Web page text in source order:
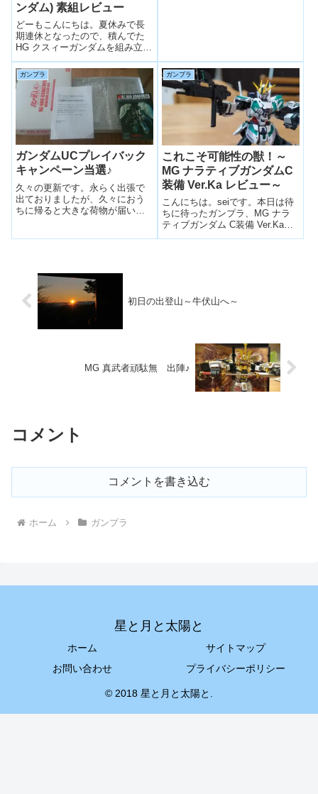
ンダム) 素組レビュー
どーもこんにちは。夏休みで長
期連休となったので、積んでた
HG クスィーガンダムを組み立て
てみました。クスィーガンダム
は、hi-νガンダムと並んでおじさ
んの小さい頃からの憧れの存
在。小説を読み、映像化を待ち
焦がれ、Gジェネで我慢に我慢を
重ねて...
ガンプラ
ガンダムUCプレイバック
キャンペーン当選♪
久々の更新です。永らく出張で
出ておりましたが、久々におう
ちに帰ると大きな荷物が届いて
文数個。こん...
ガンプラ
これこそ可能性の獣！～
MG ナラティブガンダムC
装備 Ver.Ka レビュー～
こんにちは。seiです。本日は待
ちに待ったガンプラ、MG ナラ
ティブガンダム C装備 Ver.Kaを
組み立てていきたいと思いま
初日の出登山～牛伏山へ～
MG 真武者頑駄無 出陣♪
コメント
コメントを書き込む
ホーム ガンプラ
星と月と太陽と
ホーム
サイトマップ
お問い合わせ
プライバシーポリシー
© 2018 星と月と太陽と.